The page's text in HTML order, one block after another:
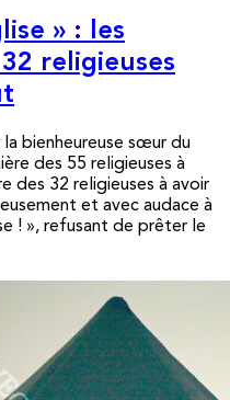
» : les
religieuses
bienheureuse sœur du
des 55 religieuses à
des 32 religieuses à avoir
et avec audace à
! », refusant de prêter le